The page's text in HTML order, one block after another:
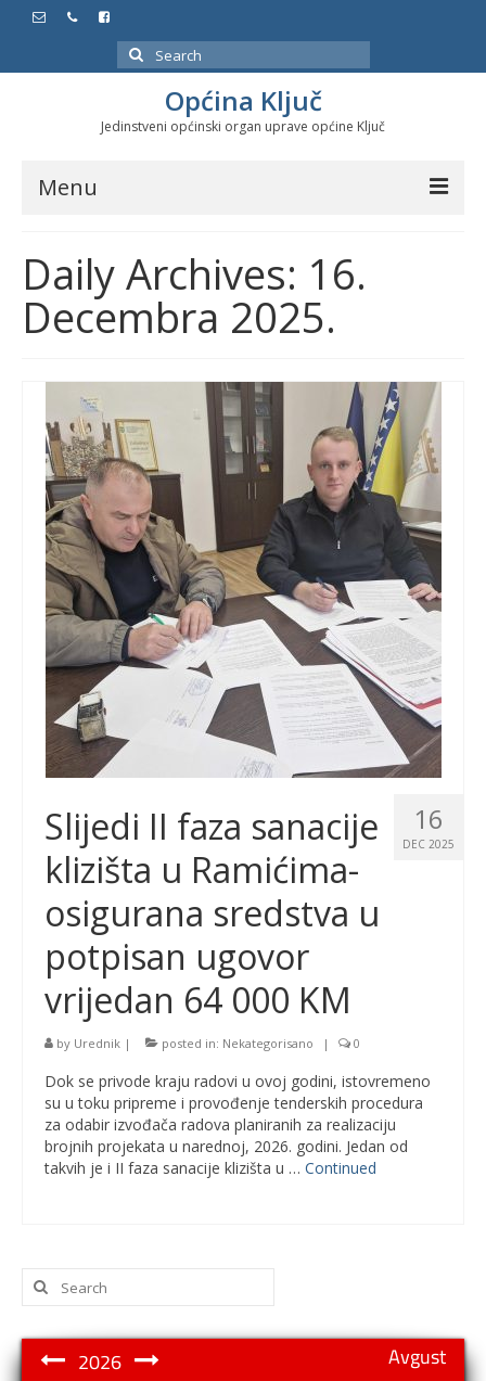
Search
for:
Općina Ključ
Jedinstveni općinski organ uprave općine Ključ
Menu
Službeni glasnici
Javne nabavke
Značajni datumi i manifestacije
Program energetske efikasnosti u stambenom
sektoru
Daily Archives: 16.
Decembra 2025.
16
DEC 2025
Slijedi II faza sanacije
klizišta u Ramićima-
osigurana sredstva u
potpisan ugovor
vrijedan 64 000 KM
by Urednik | posted in: Nekategorisano | 0
Dok se privode kraju radovi u ovoj godini, istovremeno
su u toku pripreme i provođenje tenderskih procedura
za odabir izvođača radova planiranih za realizaciju
brojnih projekata u narednoj, 2026. godini. Jedan od
takvih je i II faza sanacije klizišta u … Continued
Search
for:
Avgust
2026